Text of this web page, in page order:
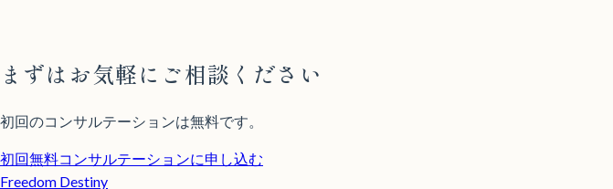
まずはお気軽にご相談ください
初回のコンサルテーションは無料です。
初回無料コンサルテーションに申し込む
Freedom Destiny